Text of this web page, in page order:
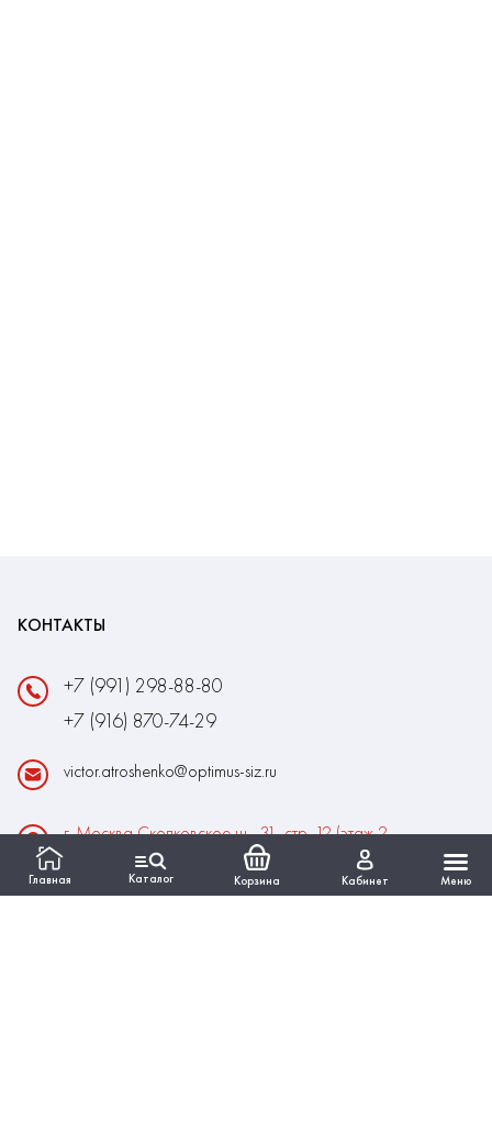
Главная Каталог Корзина Кабинет Меню
КОНТАКТЫ
+7 (991) 298-88-80
+7 (916) 870-74-29
victor.atroshenko@optimus-siz.ru
г. Москва Сколковское ш., 31, стр. 12 (этаж 2,
помещение 22)
Время работы: